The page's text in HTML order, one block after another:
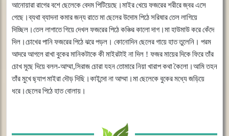
আনোয়ারারাগেরবশেছেলেকেবেদমপিটিয়েছে।মাইরখেয়েফজরেরশরীরেজ্বরএসে
গেছে।ব্যথাব্যাদনাকমারজন্যরাতেমাছেলেরউদোমপিঠেসরিষারতেললাগিয়ে
দিচ্ছিল।তেললাগাতেগিয়েদেখলফজরেরপিঠেকঞ্চিরকালোদাগ।মাহাউমাউকরেকেঁদে
দিল।চোখেরপানিফজরেরপিঠেঝরেপড়ল। কোনোদিনছেলেরগায়েহাততুলেনি। পরম
আদরেআগলেরাখাবুকেরমানিকটাকেকীমাইরটাইনাদিল ! ফজরমায়েরদিকেফিরেতাঁর
চোখমুছেদিয়েবলল-আম্মা,সিরাজচোরাযহনতোমারেনিয়াখারাপকথাকৈলো।আমিতহন
তাঁরমুখেছ্যাপমাইরাদৌড়দিছি।কাইন্দোনাআম্মা।মাছেলেকেবুকেরমধ্যেজড়িয়ে
ধরে।ছেলেরপিঠেহাতবোলায়।